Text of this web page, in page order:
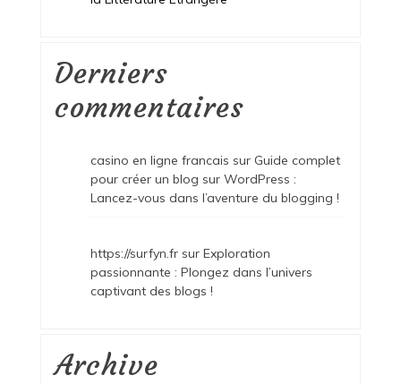
Derniers
commentaires
casino en ligne francais sur Guide complet
pour créer un blog sur WordPress :
Lancez-vous dans l’aventure du blogging !
https://surfyn.frsur Exploration
passionnante : Plongez dans l’univers
captivant des blogs !
Archive